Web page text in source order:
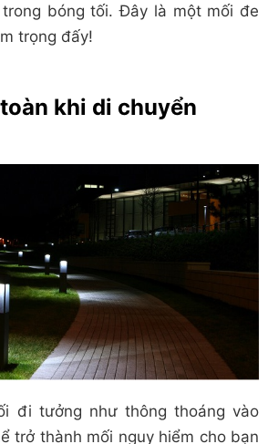
bóng tối. Đây là một mối đe
trọng đấy!
khi di chuyển
đi tưởng như thông thoáng vào
trở thành mối nguy hiểm cho bạn